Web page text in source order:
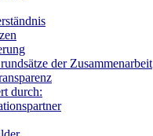
der Zusammenarbeit
durch: